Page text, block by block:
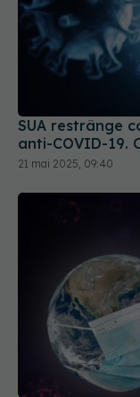
SUA restrânge
anti-COVID-19.
21 mai 2025, 09:40